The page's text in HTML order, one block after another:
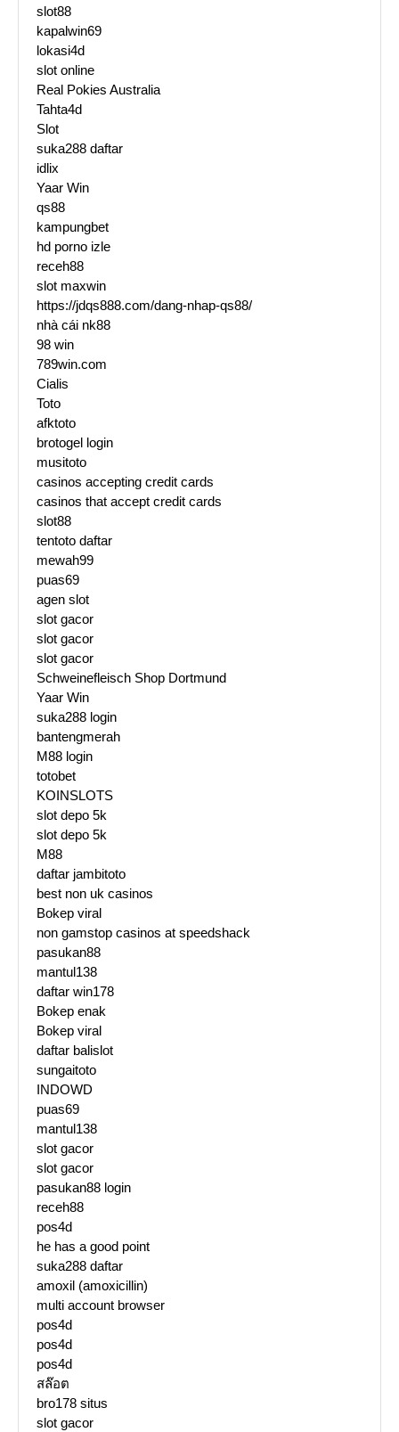
slot88
kapalwin69
lokasi4d
slot online
Real Pokies Australia
Tahta4d
Slot
suka288 daftar
idlix
Yaar Win
qs88
kampungbet
hd porno izle
receh88
slot maxwin
https://jdqs888.com/dang-nhap-qs88/
nhà cái nk88
98 win
789win.com
Cialis
Toto
afktoto
brotogel login
musitoto
casinos accepting credit cards
casinos that accept credit cards
slot88
tentoto daftar
mewah99
puas69
agen slot
slot gacor
slot gacor
slot gacor
Schweinefleisch Shop Dortmund
Yaar Win
suka288 login
bantengmerah
M88 login
totobet
KOINSLOTS
slot depo 5k
slot depo 5k
M88
daftar jambitoto
best non uk casinos
Bokep viral
non gamstop casinos at speedshack
pasukan88
mantul138
daftar win178
Bokep enak
Bokep viral
daftar balislot
sungaitoto
INDOWD
puas69
mantul138
slot gacor
slot gacor
pasukan88 login
receh88
pos4d
he has a good point
suka288 daftar
amoxil (amoxicillin)
multi account browser
pos4d
pos4d
pos4d
สล๊อต
bro178 situs
slot gacor